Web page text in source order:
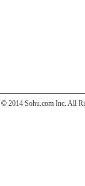
© 2014 Sohu.com Inc. All